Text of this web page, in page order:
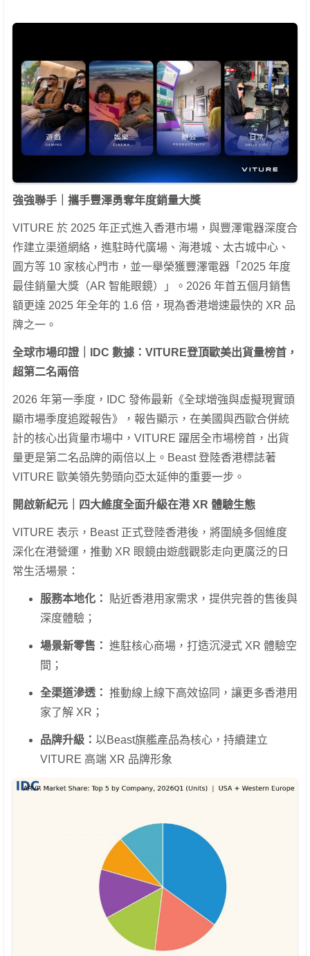
強強聯手｜攜手豐澤勇奪年度銷量大獎
VITURE 於 2025 年正式進入香港市場，與豐澤電器深度合
作建立渠道網絡，進駐時代廣場、海港城、太古城中心、
圓方等 10 家核心門市，並一舉榮獲豐澤電器「2025 年度
最佳銷量大獎（AR 智能眼鏡）」。2026 年首五個月銷售
額更達 2025 年全年的 1.6 倍，現為香港增速最快的 XR 品
牌之一。
全球市場印證｜ IDC 數據： VITURE登頂歐美出貨量榜首，
超第二名兩倍
2026 年第一季度，IDC 發佈最新《全球增強與虛擬現實頭
顯市場季度追蹤報告》，報告顯示，在美國與西歐合併統
計的核心出貨量市場中，VITURE 躍居全市場榜首，出貨
量更是第二名品牌的兩倍以上。Beast 登陸香港標誌著
VITURE 歐美領先勢頭向亞太延伸的重要一步。
開啟新紀元｜四大維度全面升級在港XR 體驗生態
VITURE 表示，Beast 正式登陸香港後，將圍繞多個維度
深化在港營運，推動 XR 眼鏡由遊戲觀影走向更廣泛的日
常生活場景：
服務本地化： 貼近香港用家需求，提供完善的售後與
深度體驗；
場景新零售： 進駐核心商場，打造沉浸式 XR 體驗空
間；
全渠道滲透： 推動線上線下高效協同，讓更多香港用
家了解 XR；
品牌升級： 以Beast旗艦產品為核心，持續建立
VITURE 高端 XR 品牌形象